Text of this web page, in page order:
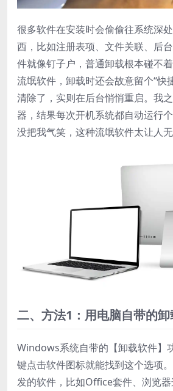
很多软件在安装时会偷偷往系统深
西，比如注册表项、文件关联、后
件就像钉子户，普通卸载根本碰不
流氓软件，卸载时还会故意留个“快
清除了，实则在后台悄悄重启。我
器，结果每次开机系统都自动运行
没把我气笑，这种流氓软件太让人无
二、方法1：用电脑自带的卸
Windows系统自带的【卸载软件】
键点击软件图标就能找到这个选项
发的软件，比如Office套件、浏览